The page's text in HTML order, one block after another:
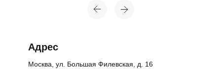
Москва, ул. Большая Филевская, д. 16
Адрес